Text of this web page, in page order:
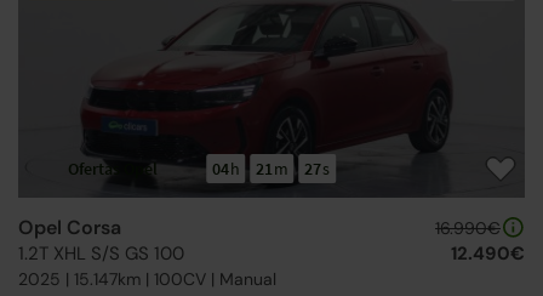
Ofertas Opel 04h 21m 26s
Opel Corsa
1.2T XHL S/S GS 100
2025 | 15.147km | 100CV | Manual
16.990€
12.490€